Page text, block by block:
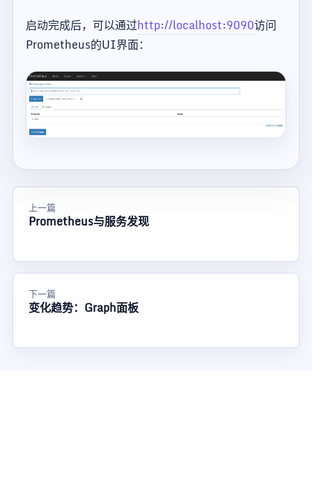
启动完成后，可以通过http://localhost:9090访问
Prometheus的UI界面：
上一篇
Prometheus与服务发现
下一篇
变化趋势：Graph面板